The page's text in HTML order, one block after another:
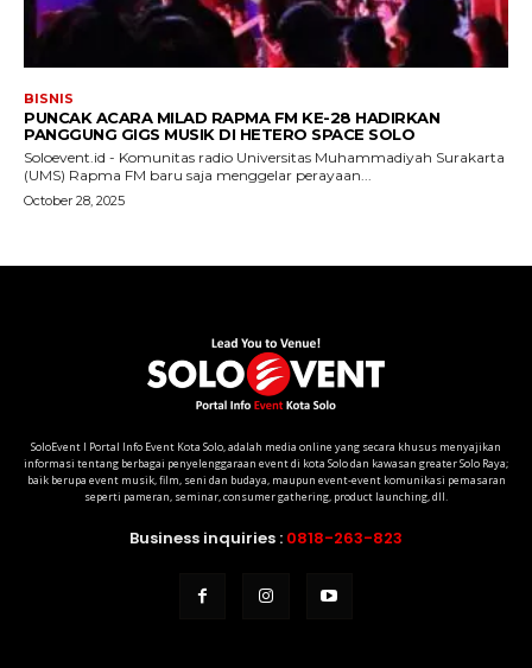
SoloEvent I Portal Info Event Kota Solo, adalah media online yang secara khusus menyajikan
informasi tentang berbagai penyelenggaraan event di kota Solo dan kawasan greater Solo Raya;
baik berupa event musik, film, seni dan budaya, maupun event-event komunikasi pemasaran
seperti pameran, seminar, consumer gathering, product launching, dll.
Business inquiries : 0818-263-823